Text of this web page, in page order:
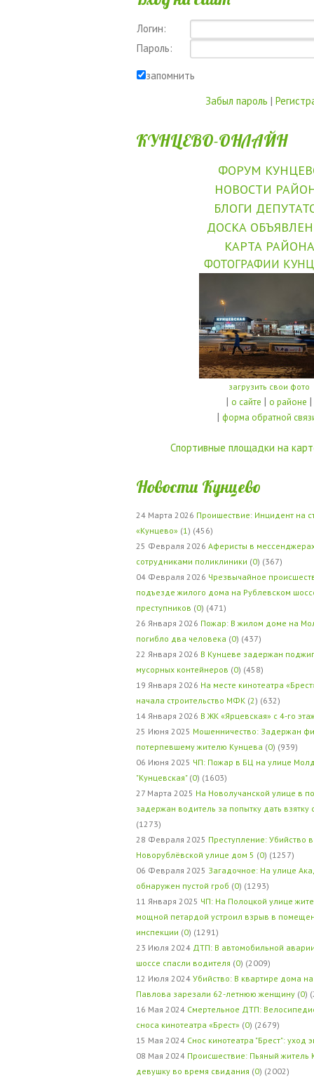
Логин:
Пароль:
запомнить
Забыл пароль |
КУНЦЕВО-ОНЛАЙН
ФОРУМ
НОВОСТИ
БЛОГИ
ДОСКА
КАРТА РАЙОНА
ФОТОГРАФИИ
загрузить свои фото
| о сайте | о районе |
| форма обратной
Спортивные площадки на
Новости Кунцево
24 Марта 2026 Проишествие: Инцидент на
«Кунцево» (1 ) (456)
25 Февраля 2026 Аферисты в
сотрудниками поликлиники (0) (367)
04 Февраля 2026 Чрезвычайное
подъезде жилого дома на Рублевском
преступников (0) (471)
26 Января 2026 Пожар: В жилом доме на
погибло два человека (0) (437)
22 Января 2026 В Кунцеве задержан
мусорных контейнеров (0) (458)
19 Января 2026 На месте кинотеатра
начала строительство МФК (2) (632)
14 Января 2026 В ЖК «Ярцевская» с 4-го
25 Июня 2025 Мошенничество: Задержан
потерпевшему жителю Кунцева (0) (939)
06 Июня 2025 ЧП: Пожар в БЦ на улице
"Кунцевская" (0) (1603)
27 Марта 2025 На Новолучанской улице в
задержан водитель за попытку дать
(1273)
28 Февраля 2025 Преступление: Убийство
Новорублёвской улице дом 5 (0) (1257)
06 Февраля 2025 Загадочное: На улице
обнаружен пустой гроб (0) (1293)
11 Января 2025 ЧП: На Полоцкой улице
мощной петардой устроил взрыв в
инспекции (0) (1291)
23 Июля 2024 ДТП: В автомобильной
шоссе спасли водителя (0) (2009)
12 Июля 2024 Убийство: В квартире дома
Павлова зарезали 62-летнюю женщину (0)
16 Мая 2024 Смертельное ДТП:
сноса кинотеатра «Брест» (0) (2679)
15 Мая 2024 Снос кинотеатра "Брест": уход
08 Мая 2024 Происшествие: Пьяный житель
девушку во время свидания (0) (2002)